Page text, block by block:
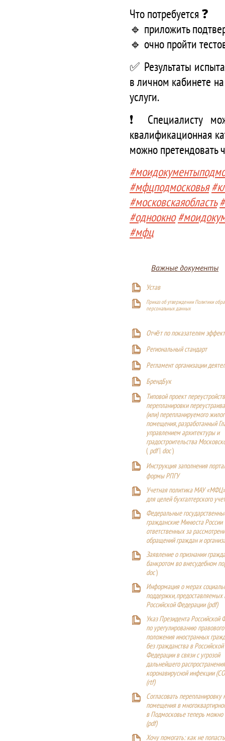
Что потребуется ❓
🔹 приложить
🔹 очно пройти
✅ Результаты
в личном кабинете
услуги.
❗️ Специалисту
квалификационная
можно претендовать
#мфцподмосковья
#московскаяобласть
#одноокно
#мфц
Важные документы
Устав
Приказ об утверждении Политики
персональных данных
Отчёт по показателям
Региональный стандарт
Регламент организации
БрендБук
Типовой проект
перепланировки
(или) перепланируемого
помещения, разработанный
управлением архитектуры и
градостроительства
(pdf| doc)
Инструкция заполнения
формы РПГУ
Учетная политика МАУ
для целей бухгалтерского
Федеральные
гражданские Минюста России
ответственных за
обращений граждан и
Заявление о признании
банкротом во внесудебном
doc)
Информация о мерах
поддержки,
Российской Федерации (pdf)
Указ Президента Российской
по урегулированию правового
положения иностранных
без гражданства в Российской
Федерации в связи с угрозой
дальнейшего
коронавирусной инфекции
(rtf)
Согласовать перепланировку
помещения в
в Подмосковье теперь можно
(pdf)
Хочу помогать: как не